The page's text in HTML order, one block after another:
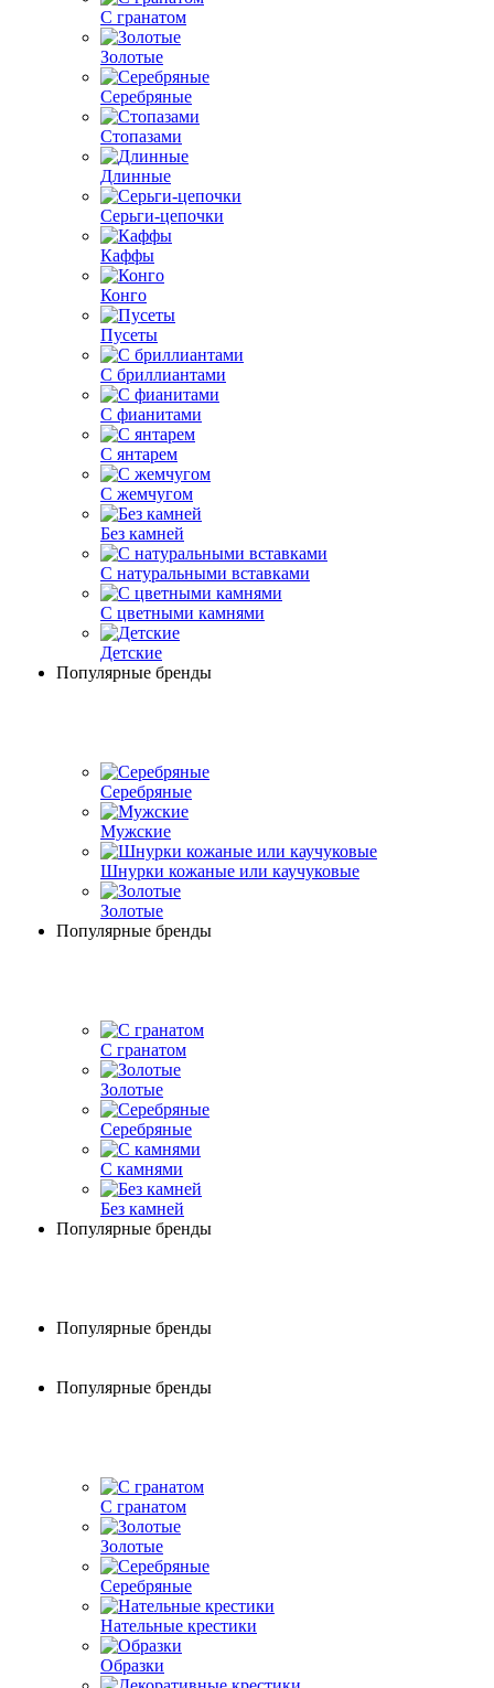
С гранатом
Золотые
Серебряные
Стопазами
Длинные
Серьги-цепочки
Каффы
Конго
Пусеты
С бриллиантами
С фианитами
С янтарем
С жемчугом
Без камней
С натуральными вставками
С цветными камнями
Детские
Популярные бренды
Серебряные
Мужские
Шнурки кожаные или каучуковые
Золотые
Популярные бренды
С гранатом
Золотые
Серебряные
С камнями
Без камней
Популярные бренды
Популярные бренды
Популярные бренды
С гранатом
Золотые
Серебряные
Нательные крестики
Образки